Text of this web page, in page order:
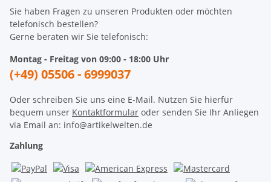
Sie haben Fragen zu unseren Produkten oder möchten
telefonisch bestellen?
Gerne beraten wir Sie telefonisch:
Montag - Freitag von 09:00 - 18:00 Uhr
(+49) 05506 - 6999037
Oder schreiben Sie uns eine E-Mail. Nutzen Sie hierfür
bequem unser Kontaktformular oder senden Sie Ihr Anliegen
via Email an: info@artikelwelten.de
Zahlung